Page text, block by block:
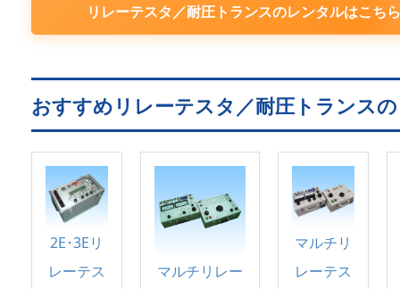
リレーテスタ／耐圧トランスのレンタルはこちら
おすすめリレーテスタ／耐圧トランス
2E･3Eリ
レーテス
マルチリレー
マルチリ
レーテス